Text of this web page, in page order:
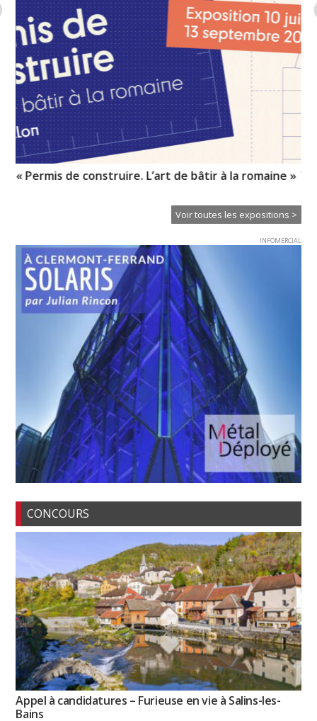
« Permis de construire. L’art de bâtir à la romaine »
Voir toutes les expositions >
INFOMERCIAL
CONCOURS
Appel à candidatures – Furieuse en vie à Salins-les-
Bains